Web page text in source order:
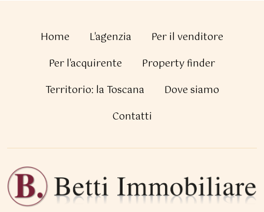
Home L'agenzia
Per il venditore
Per l'acquirente
Property finder
Territorio: la Toscana
Dove siamo
Contatti